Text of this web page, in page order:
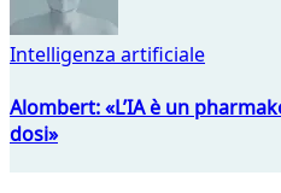
Intelligenza artificiale
Alombert: «L’IA è un
dosi»